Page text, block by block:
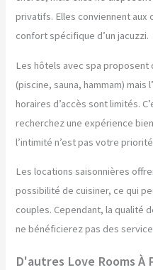
privatifs. Elles conviennent aux
confort spécifique d’un jacuzzi.
Les hôtels avec spa
(piscine, sauna, hammam)
horaires d’accès sont limités.
recherchez une expérience
l’intimité n’est pas votre
Les locations saisonnières
possibilité de cuisiner, ce qui
couples. Cependant, la qualité
ne bénéficierez pas des
D'autres Love Rooms À